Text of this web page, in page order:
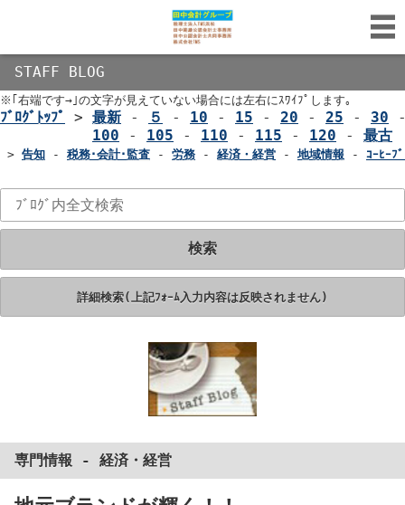
STAFF BLOG
※｢右端です→｣の文字が見えていない場合には左右にｽﾜｲﾌﾟします｡
ﾌﾞﾛｸﾞﾄｯﾌﾟ > 最新 - ５ - 10 - 15 - 20 - 25 - 30
100 - 105 - 110 - 115 - 120 - 最古
> 告知 - 税務･会計･監査 - 労務 - 経済・経営 - 地域情報 - ｺｰﾋｰﾌ
検索
詳細検索(上記ﾌｫｰﾑ入力内容は反映されません)
専門情報 - 経済 ・ 経営